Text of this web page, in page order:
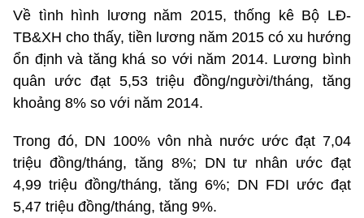
Về tình hình lương năm 2015, thống kê Bộ LĐ-
TB&XH cho thấy, tiền lương năm 2015 có xu hướng
ổn định và tăng khá so với năm 2014. Lương bình
quân ước đạt 5,53 triệu đồng/người/tháng, tăng
khoảng 8% so với năm 2014.
Trong đó, DN 100% vôn nhà nước ước đạt 7,04
triệu đồng/tháng, tăng 8%; DN tư nhân ước đạt
4,99 triệu đồng/tháng, tăng 6%; DN FDI ước đạt
5,47 triệu đồng/tháng, tăng 9%.